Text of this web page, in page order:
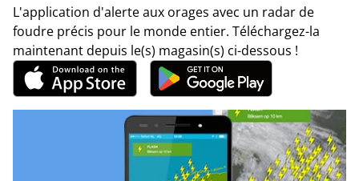
L'application d'alerte aux orages avec un radar de
foudre précis pour le monde entier. Téléchargez-la
maintenant depuis le(s) magasin(s) ci-dessous !